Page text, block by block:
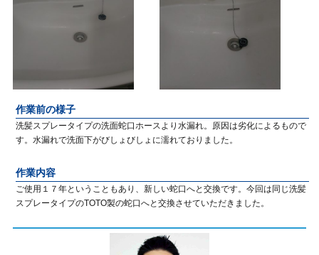
作業前の様子
洗髪スプレータイプの洗面蛇口ホースより水漏れ。原因は劣化によるもので
す。水漏れで洗面下がびしょびしょに濡れておりました。
作業内容
ご使用１７年ということもあり、新しい蛇口へと交換です。今回は同じ洗髪
スプレータイプのTOTO製の蛇口へと交換させていただきました。